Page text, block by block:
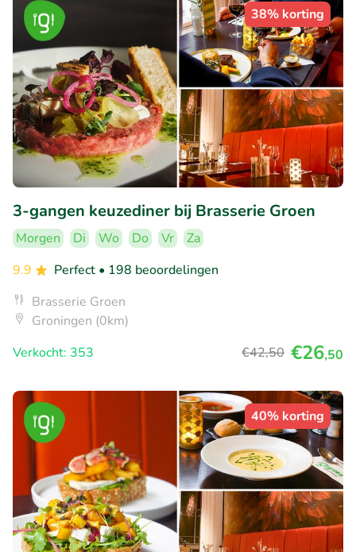
38% korting
3-gangen keuzediner bij Brasserie Groen
Morgen Di Wo Do Vr
Za
9.9
Perfect • 198 beoordelingen
Brasserie Groen
Groningen (0km)
Verkocht: 353
€42,50 €26,50
40% korting